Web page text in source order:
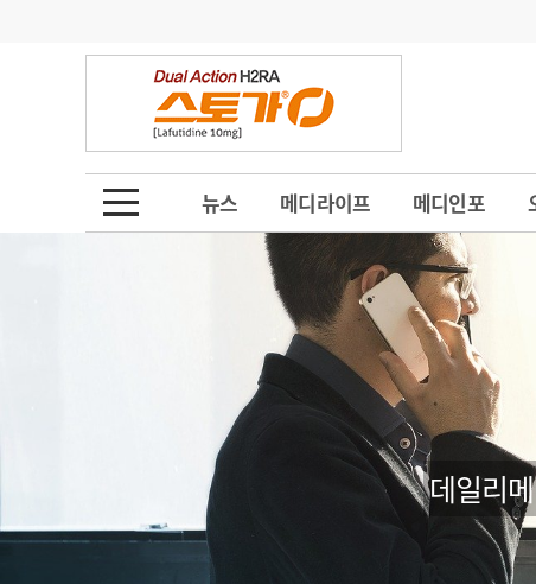
뉴스 메디라이프 메디인포
금주의 검색어
1
의사인력 수급 추
2
성분명 처방
3
AI의료
4
전공의 모집 결과
의사국시 합격률
메디인포
오피니언 칼럼
인물 초대석 피플
포토뉴스
지역병원 중소병원
행정처분 판례
학회·연수강좌 학회/연수강좌 행사
법적고지
데일리